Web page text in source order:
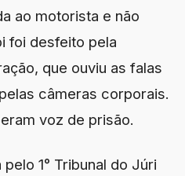
ao motorista e não
foi desfeito pela
que ouviu as falas
câmeras corporais.
voz de prisão.
1° Tribunal do Júri